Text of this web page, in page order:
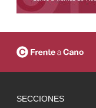
SECCIONES